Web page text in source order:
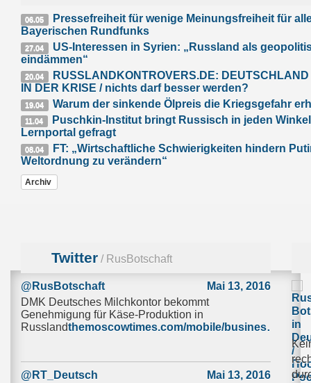
06.05
Pressefreiheit für wenige Meinungsfreiheit für
Bayerischen Rundfunks
27.04
US-Interessen in Syrien: „Russland als
eindämmen“
20.04
RUSSLANDKONTROVERS.DE:
IN DER KRISE / nichts darf besser werden?
19.04 Warum der sinkende Ölpreis die Kriegsgefahr
11.04
Puschkin-Institut bringt Russisch in jeden
Lernportal gefragt
08.04
FT: „Wirtschaftliche Schwierigkeiten hindern
Weltordnung zu verändern“
Archiv
Twitter / RusBotschaft
@RusBotschaft
Mai 13, 2016
DMK Deutsches Milchkontor bekommt
Genehmigung für Käse-Produktion in
Russlandthemoscowtimes.com/mobile/busines…
@RT_Deutsch
Mai 13, 2016